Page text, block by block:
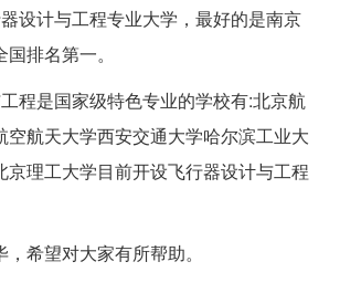
设计与工程专业大学，最好的是南京
排名第一。
程是国家级特色专业的学校有:北京航
空航天大学西安交通大学哈尔滨工业大
京理工大学目前开设飞行器设计与工程
希望对大家有所帮助。